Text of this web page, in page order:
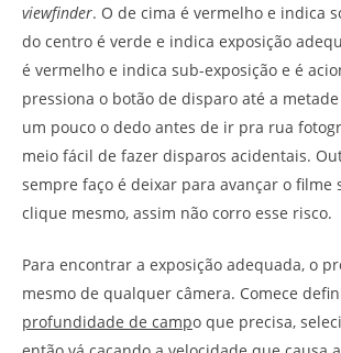
viewfinder. O de cima é vermelho e indica
do centro é verde e indica exposição
é vermelho e indica sub-exposição e é
pressiona o botão de disparo até a
um pouco o dedo antes de ir pra rua
meio fácil de fazer disparos acidentais.
sempre faço é deixar para avançar o filme
clique mesmo, assim não corro esse risco.
Para encontrar a exposição adequada, o
mesmo de qualquer câmera. Comece
profundidade de campo que precisa,